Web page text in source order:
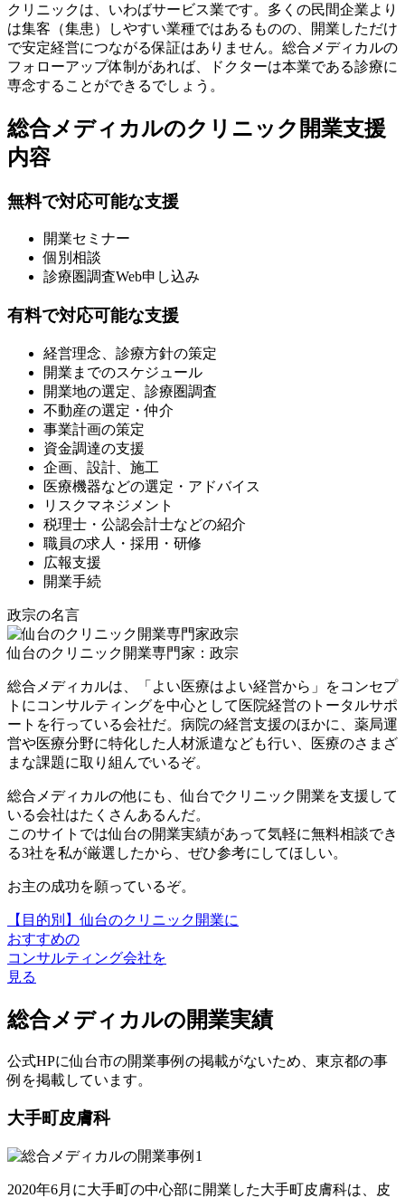
クリニックは、いわばサービス業です。多くの民間企業より
は集客（集患）しやすい業種ではあるものの、開業しただけ
で安定経営につながる保証はありません。総合メディカルの
フォローアップ体制があれば、ドクターは本業である診療に
専念することができるでしょう。
総合メディカルのクリニック開業支援
内容
無料で対応可能な支援
開業セミナー
個別相談
診療圏調査Web申し込み
有料で対応可能な支援
経営理念、診療方針の策定
開業までのスケジュール
開業地の選定、診療圏調査
不動産の選定・仲介
事業計画の策定
資金調達の支援
企画、設計、施工
医療機器などの選定・アドバイス
リスクマネジメント
税理士・公認会計士などの紹介
職員の求人・採用・研修
広報支援
開業手続
政宗の名言
仙台のクリニック開業専門家：政宗
総合メディカルは、「よい医療はよい経営から」をコンセプ
トにコンサルティングを中心として医院経営のトータルサポ
ートを行っている会社だ。病院の経営支援のほかに、薬局運
営や医療分野に特化した人材派遣なども行い、医療のさまざ
まな課題に取り組んでいるぞ。
総合メディカルの他にも、仙台でクリニック開業を支援して
いる会社はたくさんあるんだ。
このサイトでは仙台の開業実績があって気軽に無料相談でき
る3社を私が厳選 したから、ぜひ参考にしてほしい。
お主の成功を願っているぞ。
【目的別】仙台のクリニック開業に
おすすめの
コンサルティング会社を
見る
総合メディカルの開業実績
公式HPに仙台市の開業事例の掲載がないため、東京都の事
例を掲載しています。
大手町皮膚科
2020年6月に大手町の中心部に開業した大手町皮膚科は、皮